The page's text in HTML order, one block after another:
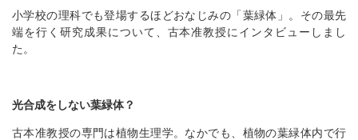
小学校の理科でも登場するほどおなじみの「葉緑体」。その最先
端を行く研究成果について、古本准教授にインタビューしまし
た。
光合成をしない葉緑体？
古本准教授の専門は植物生理学。なかでも、植物の葉緑体内で行